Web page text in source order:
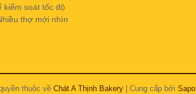
kiểm soát tốc độ
thợ mới nhìn
thuộc về Chát A Thịnh Bakery | Cung cấp bởi Sapo